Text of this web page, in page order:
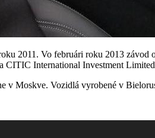
2011. Vo februári roku 2013
CITIC International Investment
v Moskve. Vozidlá vyrobené v